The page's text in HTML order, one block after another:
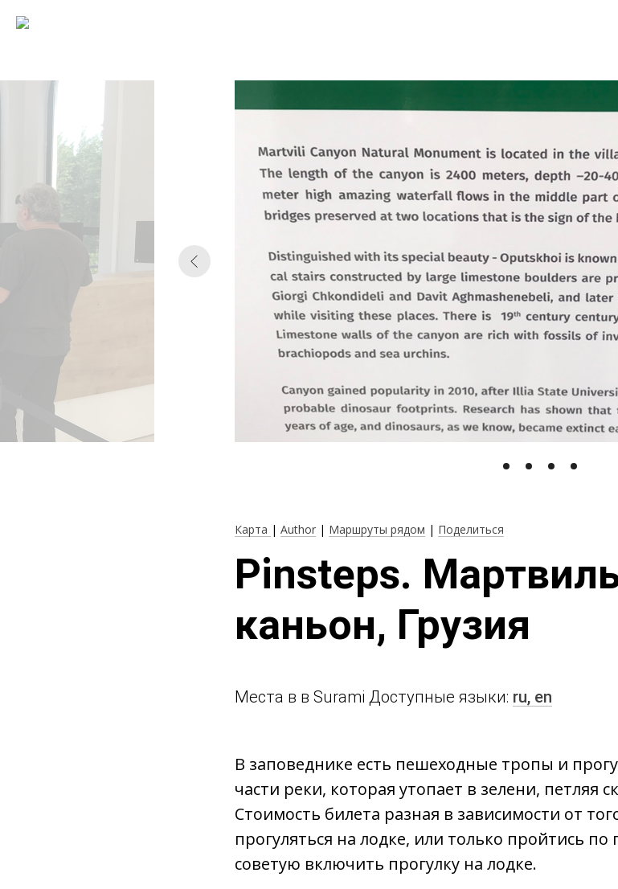
Карта | Author | Маршруты рядом | Поделиться
Pinsteps.
каньон, Грузия
Места в в Surami Доступные языки: ru, en
В заповеднике есть пешеходные тропы и
части реки, которая утопает в зелени, петляя
Стоимость билета разная в зависимости от
прогуляться на лодке, или только пройтись
советую включить прогулку на лодке.